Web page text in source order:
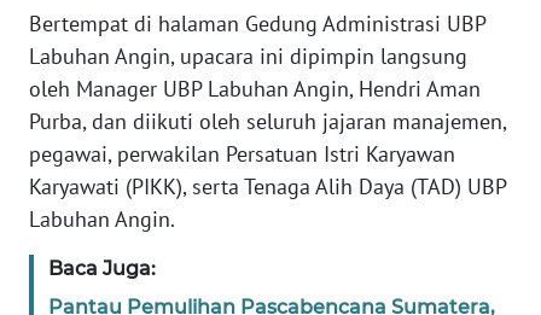
Bertempat di halaman Gedung Administrasi UBP
Labuhan Angin, upacara ini dipimpin langsung
oleh Manager UBP Labuhan Angin, Hendri Aman
Purba, dan diikuti oleh seluruh jajaran manajemen,
pegawai, perwakilan Persatuan Istri Karyawan
Karyawati (PIKK), serta Tenaga Alih Daya (TAD) UBP
Labuhan Angin.
Baca Juga:
Pantau Pemulihan Pascabencana Sumatera,
WN
SUMUT
WN
JAKARTA
WN
WN